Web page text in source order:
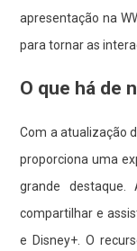
apresentação na
para tornar as
O que há de
Com a atualização
proporciona uma
grande destaque.
compartilhar e
e Disney+. O